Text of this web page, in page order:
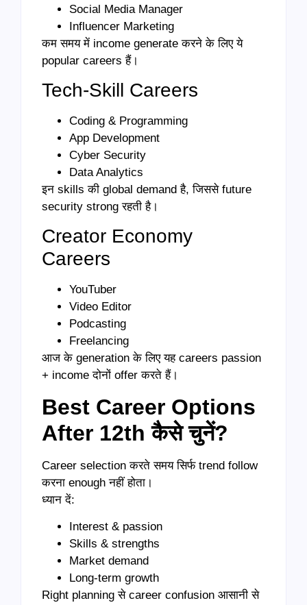
Social Media Manager
Influencer Marketing
कम समय में income generate करने के लिए ये
popular careers हैं।
Tech-Skill Careers
Coding & Programming
App Development
Cyber Security
Data Analytics
इन skills की global demand है, जिससे future
security strong रहती है।
Creator Economy
Careers
YouTuber
Video Editor
Podcasting
Freelancing
आज के generation के लिए यह careers passion
+ income दोनों offer करते हैं।
Best Career Options
After 12th कैसे चुनें?
Career selection करते समय सिर्फ trend follow
करना enough नहीं होता।
ध्यान दें:
Interest & passion
Skills & strengths
Market demand
Long-term growth
Right planning से career confusion आसानी से